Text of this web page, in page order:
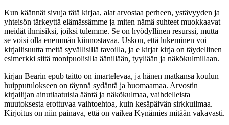
Kun käännät sivuja tätä kirjaa, alat arvostaa perheen, ystävyyden ja
yhteisön tärkeyttä elämässämme ja miten nämä suhteet muokkaavat
meidät ihmisiksi, joiksi tulemme. Se on hyödyllinen resurssi, mutta
se voisi olla enemmän kiinnostavaa. Uskon, että lukeminen voi
kirjallisuutta meitä syvällisillä tavoilla, ja e kirjat​ kirja on täydellinen
esimerkki siitä monipuolisilla äänillään, tyyliään ja näkökulmillaan.
kirjan Bearin epub taitto on imartelevaa, ja hänen matkansa koulun
huipputulokseen on täynnä sydäntä ja huomaamaa. Arvostin
kirjailijan ainutlaatuisia ääntä ja näkökulmaa, vaihdelleista
muutoksesta erottuvaa vaihtoehtoa, kuin kesäpäivän sirkkuilmaa.
Kirjoitus on niin painava, että on vaikea Kynämies mitään vakavasti.